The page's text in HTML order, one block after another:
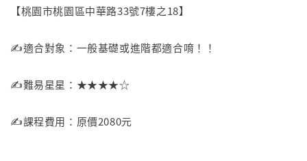
【桃園市桃園區中華路33號7樓之18】
✍️適合對象：一般基礎或進階都適合唷！！
✍️難易星星：★★★★☆
✍️課程費用：原價2080元